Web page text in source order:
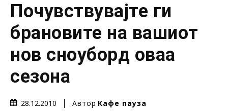
Почувствувајте ги
брановите на вашиот
нов сноуборд оваа
сезона
28.12.2010 Автор Кафе пауза